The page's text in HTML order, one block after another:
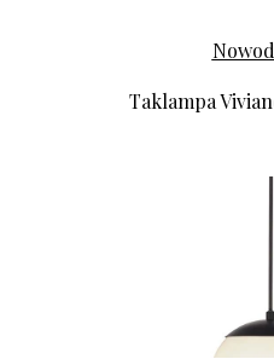
Taklampa